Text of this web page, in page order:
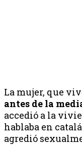
La mujer, que
antes de la
accedió a la
hablaba en
agredió